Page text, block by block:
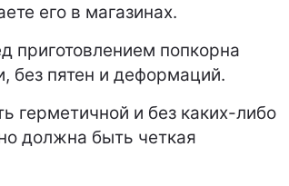
его в магазинах.
приготовлением попкорна
пятен и деформаций.
герметичной и без каких-либо
должна быть четкая